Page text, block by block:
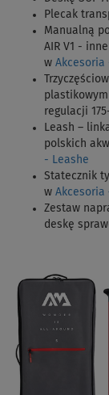
Plecak
Manualną
AIR V1 -
w Akcesoria
regulacji
Leash –
polskich
- Leashe
Statecznik
w Akcesoria
Zestaw
deskę